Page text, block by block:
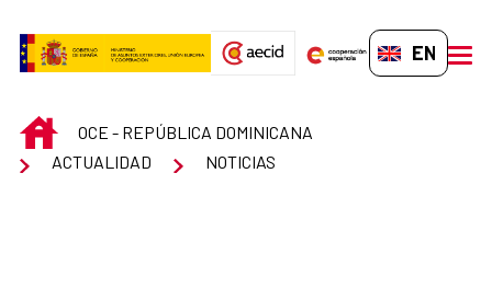
EN-GB
INICIOOCE - REPÚBLICA DOMINICANA
ACTUALIDAD
NOTICIAS